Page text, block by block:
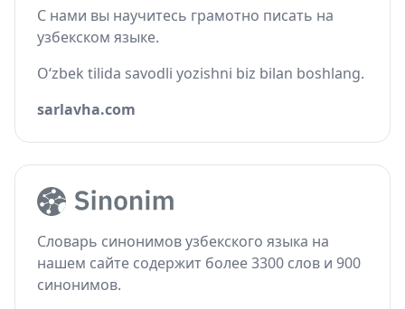
С нами вы научитесь грамотно писать на
узбекском языке.
O‘zbek tilida savodli yozishni biz bilan boshlang.
sarlavha.com
Словарь синонимов узбекского языка на
нашем сайте содержит более 3300 слов и 900
синонимов.